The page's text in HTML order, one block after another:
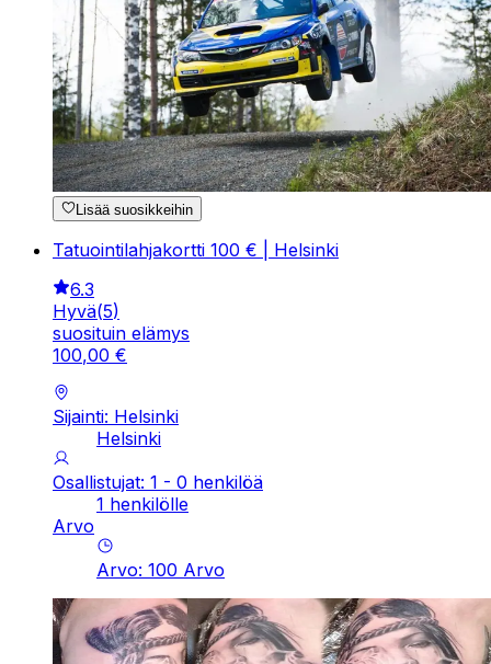
Lisää suosikkeihin
Tatuointilahjakortti 100 € | Helsinki
6.3
Hyvä(5)
suosituin elämys
100,00 €
Sijainti: Helsinki
Helsinki
Osallistujat: 1 - 0 henkilöä
1 henkilölle
Arvo
Arvo: 100 Arvo